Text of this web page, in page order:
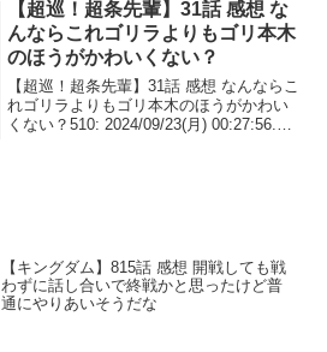
【超巡！超条先輩】31話 感想 な
んならこれゴリラよりもゴリ本木
のほうがかわいくない？
【超巡！超条先輩】31話 感想 なんならこ
れゴリラよりもゴリ本木のほうがかわい
くない？510: 2024/09/23(月) 00:27:56.24
【キングダム】815話 感想 開戦しても戦
わずに話し合いで終戦かと思ったけど普
通にやりあいそうだな